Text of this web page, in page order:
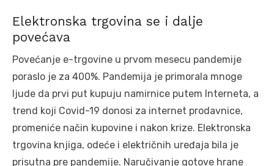
Elektronska trgovina se i dalje
povećava
Povećanje e-trgovine u prvom mesecu pandemije
poraslo je za 400%. Pandemija je primorala mnoge
ljude da prvi put kupuju namirnice putem Interneta, a
trend koji Covid-19 donosi za internet prodavnice,
promeniće način kupovine i nakon krize. Elektronska
trgovina knjiga, odeće i električnih uređaja bila je
prisutna pre pandemije. Naručivanje gotove hrane